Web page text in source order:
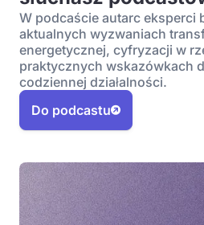
W podcaście autarc eksperci
aktualnych wyzwaniach
energetycznej, cyfryzacji w
praktycznych wskazówkach
codziennej działalności.
Do podcastu